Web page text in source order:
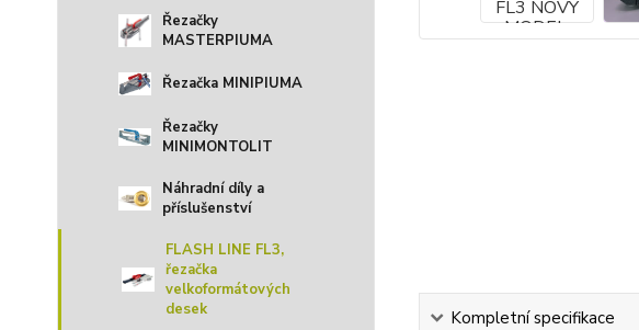
Řezačky
MASTERPIUMA
Řezačka MINIPIUMA
Řezačky
MINIMONTOLIT
Náhradní díly a
příslušenství
FLASH LINE FL3,
řezačka
velkoformátových
desek
Kompletní specifikace